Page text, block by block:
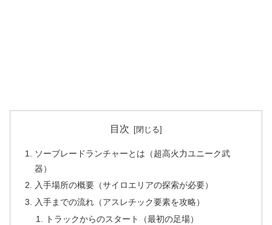
目次
ソーブレードランチャーとは（超高火力ユニーク武
器）
入手場所の概要（サイロエリアの探索が必要）
入手までの流れ（アスレチック要素を攻略）
トラックからのスタート（最初の足場）